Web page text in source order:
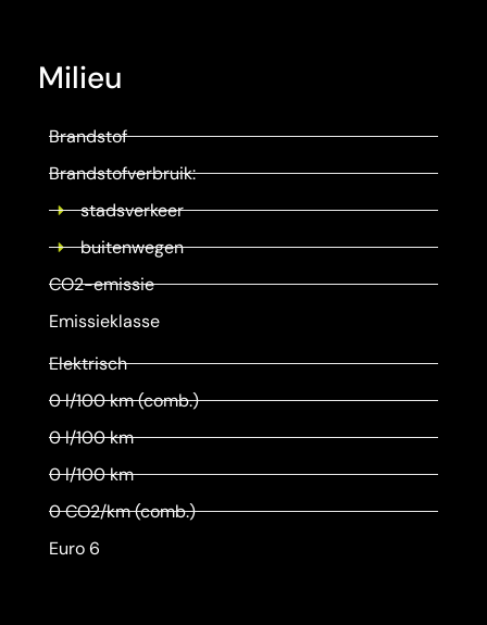
Milieu
Brandstof
Brandstofverbruik:
stadsverkeer
buitenwegen
CO2-emissie
Emissieklasse
Elektrisch
0 l/100 km (comb.)
0 l/100 km
0 l/100 km
0 CO2/km (comb.)
Euro 6